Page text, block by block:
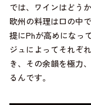
では、ワインはどう
欧州の料理は口の中
提にPhが高めになっ
ジュによってそれぞ
き、その余韻を極力
るんです。